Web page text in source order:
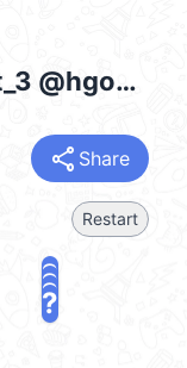
𝚁𝙴𝙱𝙴𝙲𝙲𝙰 pt_3 @hgogesraa
share Share
Restart
?
?
?
?